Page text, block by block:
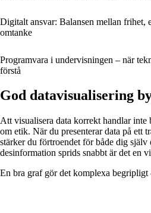
Digitalt ansvar: Balansen mellan frihet,
omtanke
Programvara i undervisningen – när
förstå
God datavisualisering
Att visualisera data korrekt handlar inte
om etik. När du presenterar data på ett
stärker du förtroendet för både dig
desinformation sprids snabbt är det en
En bra graf gör det komplexa begripligt